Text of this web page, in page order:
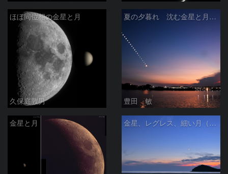
ほぼ同位相の金星と月
久保庭敦男
夏の夕暮れ 沈む金星と月 2026/7/20
豊田 敏
金星と月 金星、レグレス、細い月（７月１６日）